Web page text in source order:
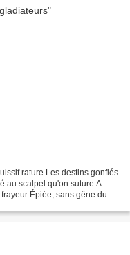
rature Les destins gonflés
au scalpel qu'on suture A
Épiée, sans gêne du